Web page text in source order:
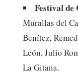
Festival de
Murallas del
Benítez,
León, Julio
La Gitana.